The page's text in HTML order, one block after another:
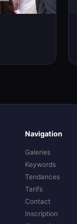
Navigation
Galeries
Keywords
Tendances
Tarifs
Contact
Inscription